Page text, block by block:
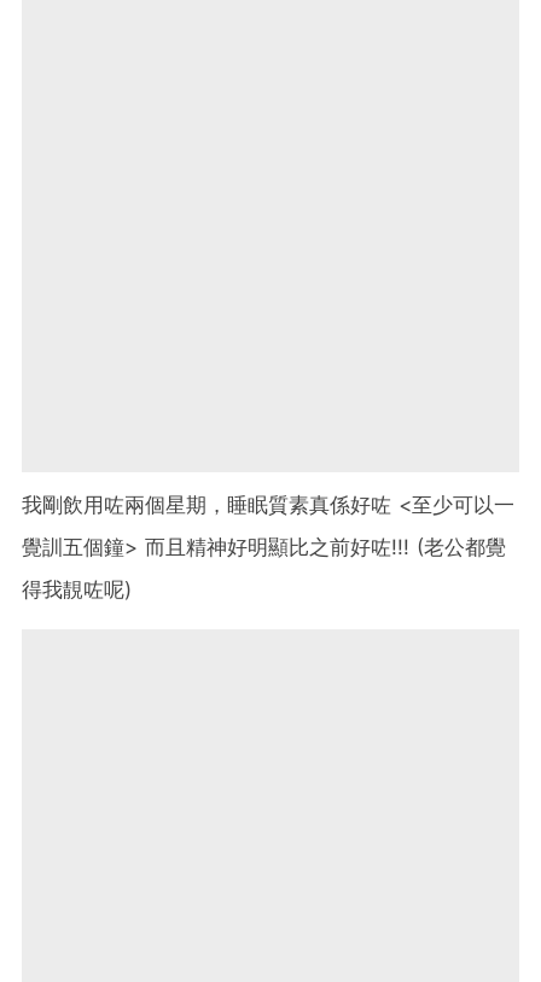
我剛飲用咗兩個星期，睡眠質素真係好咗 <至少可以一
覺訓五個鐘> 而且精神好明顯比之前好咗!!! (老公都覺
得我靚咗呢)